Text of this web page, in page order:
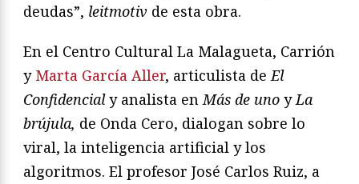
deudas”, leitmotiv de esta obra.
En el Centro Cultural La Malagueta, Carrión
y Marta García Aller, articulista de El
Confidencialy analista en Más de uno y La
brújula, de Onda Cero, dialogan sobre lo
viral, la inteligencia artificial y los
algoritmos. El profesor José Carlos Ruiz, a